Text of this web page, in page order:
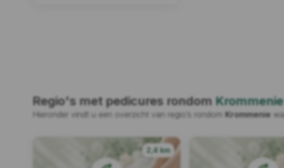
Regio's met pedicures rondom Krommenie
Hieronder vindt u een overzicht van regio’s rondom Krommenie
2,4 km